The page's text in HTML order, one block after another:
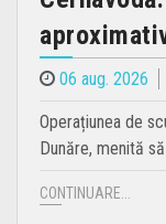
06 aug. 2026
Operațiunea de
Dunăre, menită
CONTINUARE...